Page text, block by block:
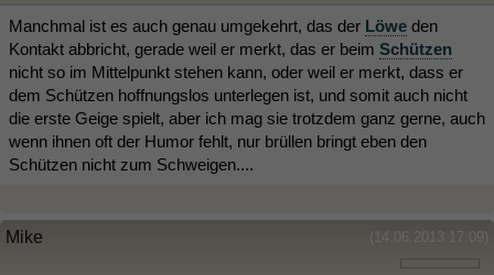
Manchmal ist es auch genau umgekehrt, das der Löwe den
Kontakt abbricht, gerade weil er merkt, das er beim Schützen
nicht so im Mittelpunkt stehen kann, oder weil er merkt, dass er
dem Schützen hoffnungslos unterlegen ist, und somit auch nicht
die erste Geige spielt, aber ich mag sie trotzdem ganz gerne, auch
wenn ihnen oft der Humor fehlt, nur brüllen bringt eben den
Schützen nicht zum Schweigen....
(14.06.2013 17:09)
Mike